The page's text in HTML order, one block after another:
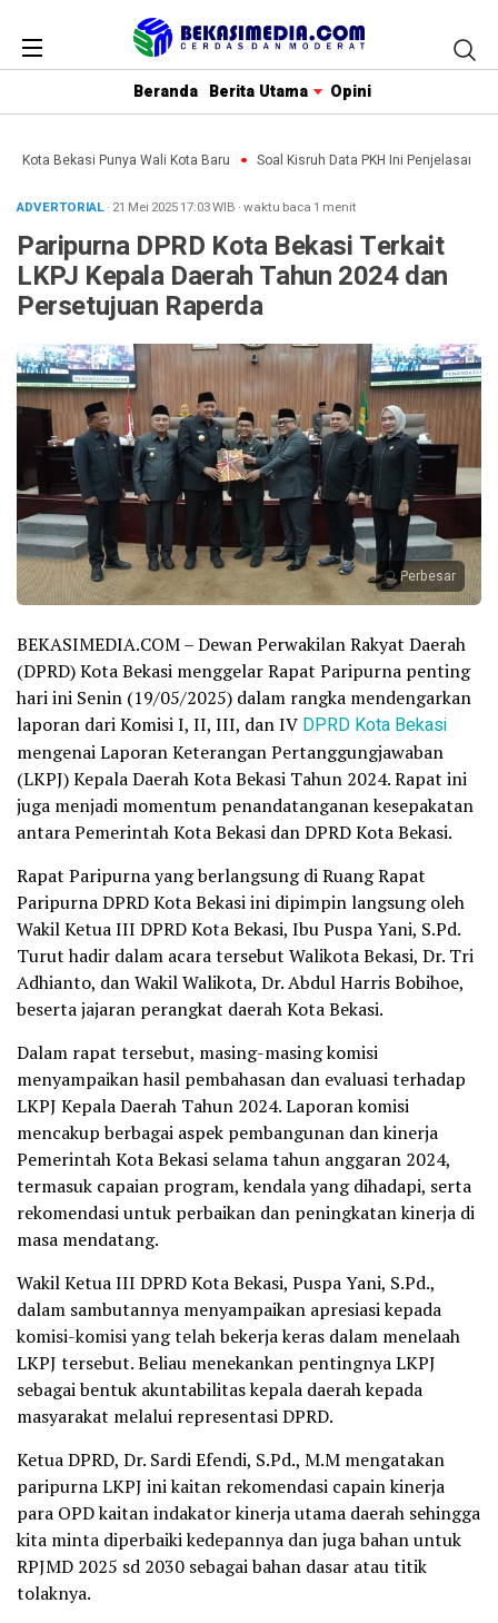
Beranda Berita Utama Opini
Kota Bekasi Punya Wali Kota Baru Soal Kisruh Data PKH Ini Penjelasan,
ADVERTORIAL· 21 Mei 202517:03WIB ·waktu baca 1 menit
Paripurna DPRD Kota Bekasi Terkait
LKPJ Kepala Daerah Tahun 2024 dan
Persetujuan Raperda
Perbesar
BEKASIMEDIA.COM – Dewan Perwakilan Rakyat Daerah
(DPRD) Kota Bekasi menggelar Rapat Paripurna penting
hari ini Senin (19/05/2025) dalam rangka mendengarkan
laporan dari Komisi I, II, III, dan IV DPRD Kota Bekasi
mengenai Laporan Keterangan Pertanggungjawaban
(LKPJ) Kepala Daerah Kota Bekasi Tahun 2024. Rapat ini
juga menjadi momentum penandatanganan kesepakatan
antara Pemerintah Kota Bekasi dan DPRD Kota Bekasi.
Rapat Paripurna yang berlangsung di Ruang Rapat
Paripurna DPRD Kota Bekasi ini dipimpin langsung oleh
Wakil Ketua III DPRD Kota Bekasi, Ibu Puspa Yani, S.Pd.
Turut hadir dalam acara tersebut Walikota Bekasi, Dr. Tri
Adhianto, dan Wakil Walikota, Dr. Abdul Harris Bobihoe,
beserta jajaran perangkat daerah Kota Bekasi.
Dalam rapat tersebut, masing-masing komisi
menyampaikan hasil pembahasan dan evaluasi terhadap
LKPJ Kepala Daerah Tahun 2024. Laporan komisi
mencakup berbagai aspek pembangunan dan kinerja
Pemerintah Kota Bekasi selama tahun anggaran 2024,
termasuk capaian program, kendala yang dihadapi, serta
rekomendasi untuk perbaikan dan peningkatan kinerja di
masa mendatang.
Wakil Ketua III DPRD Kota Bekasi, Puspa Yani, S.Pd.,
dalam sambutannya menyampaikan apresiasi kepada
komisi-komisi yang telah bekerja keras dalam menelaah
LKPJ tersebut. Beliau menekankan pentingnya LKPJ
sebagai bentuk akuntabilitas kepala daerah kepada
masyarakat melalui representasi DPRD.
Ketua DPRD, Dr. Sardi Efendi, S.Pd., M.M mengatakan
paripurna LKPJ ini kaitan rekomendasi capain kinerja
para OPD kaitan indakator kinerja utama daerah sehingga
kita minta diperbaiki kedepannya dan juga bahan untuk
RPJMD 2025 sd 2030 sebagai bahan dasar atau titik
tolaknya.